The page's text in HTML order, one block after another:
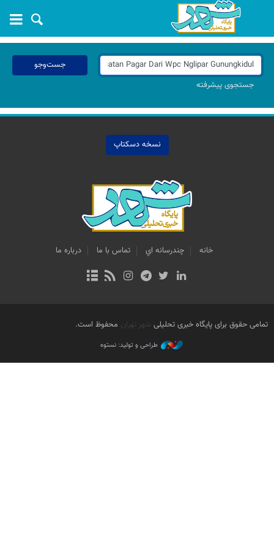
جست‌وجو
جستجوی پیشرفته
نسخه دسکتاپ
خانه چندرسانه اي تماس با ما درباره ما
تمامی حقوق برای پایگاه خبری تحلیلی شهر تهران محفوظ است.
طراحی و تولید: نستوه